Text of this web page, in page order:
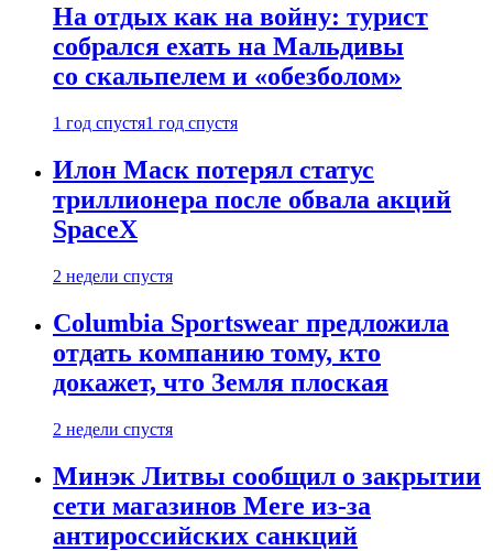
На отдых как на войну: турист
собрался ехать на Мальдивы
со скальпелем и «обезболом»
1 год спустя1 год спустя
Илон Маск потерял статус
триллионера после обвала акций
SpaceX
2 недели спустя
Columbia Sportswear предложила
отдать компанию тому, кто
докажет, что Земля плоская
2 недели спустя
Минэк Литвы сообщил о закрытии
сети магазинов Mere из-за
антироссийских санкций